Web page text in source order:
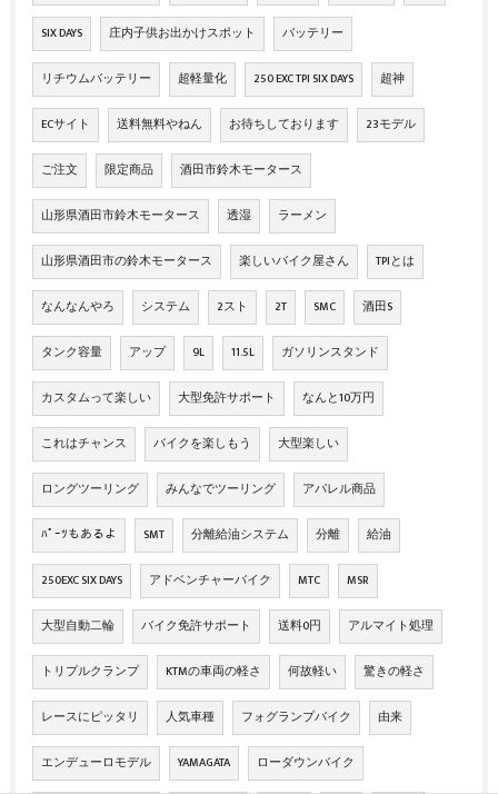
SIX DAYS 庄内子供お出かけスポット バッテリー
リチウムバッテリー 超軽量化 250 EXC TPI SIX DAYS 超神
ECサイト 送料無料やねん お待ちしております 23モデル
ご注文 限定商品 酒田市鈴木モータース
山形県酒田市鈴木モータース 透湿 ラーメン
山形県酒田市の鈴木モータース 楽しいバイク屋さん TPIとは
なんなんやろ システム 2スト 2T SMC 酒田S
タンク容量 アップ 9L 11.5L ガソリンスタンド
カスタムって楽しい 大型免許サポート なんと10万円
これはチャンス バイクを楽しもう 大型楽しい
ロングツーリング みんなでツーリング アパレル商品
ﾊﾟｰﾂもあるよ SMT 分離給油システム 分離 給油
250EXC SIX DAYS アドベンチャーバイク MTC MSR
大型自動二輪 バイク免許サポート 送料0円 アルマイト処理
トリプルクランプ KTMの車両の軽さ 何故軽い 驚きの軽さ
レースにピッタリ 人気車種 フォグランプバイク 由来
エンデューロモデル YAMAGATA ローダウンバイク